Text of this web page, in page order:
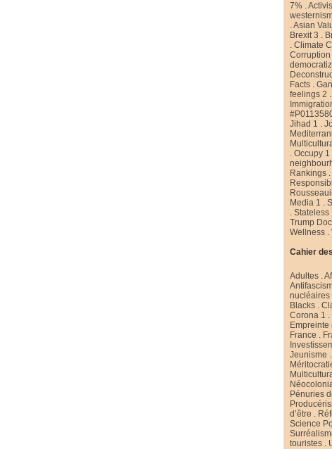
7% .
.Asian
Brexit 3 .
.Climate
Corruption
Facts .
feelings 2 .
Jihad 1 .
.Occupy 1
Rankings .
Media 1 .
.Stateless
Trump
Wellness .
Cahier
Adultes .
nucléaires
Blacks .
Corona 1 .
France .
Jeunisme .
Pénuries
d’être .
Science
touristes .